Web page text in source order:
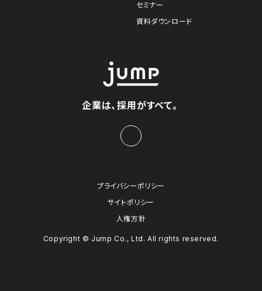
セミナー
資料ダウンロード
企業は、採用がすべて。
プライバシーポリシー
サイトポリシー
人権方針
Copyright © Jump Co., Ltd. All rights reserved.